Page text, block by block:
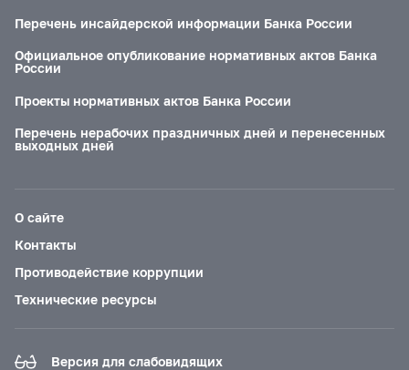
Перечень инсайдерской информации Банка России
Официальное опубликование нормативных актов Банка
России
Проекты нормативных актов Банка России
Перечень нерабочих праздничных дней и перенесенных
выходных дней
О сайте
Контакты
Противодействие коррупции
Технические ресурсы
Версия для слабовидящих